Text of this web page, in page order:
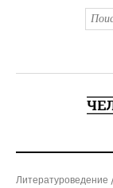
Литературоведение